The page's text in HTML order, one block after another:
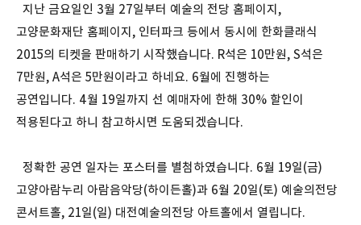
지난 금요일인 3월 27일부터 예술의 전당 홈페이지,
고양문화재단 홈페이지, 인터파크 등에서 동시에 한화클래식
2015의 티켓을 판매하기 시작했습니다. R석은 10만원, S석은
7만원, A석은 5만원이라고 하네요. 6월에 진행하는
공연입니다. 4월 19일까지 선 예매자에 한해 30% 할인이
적용된다고 하니 참고하시면 도움되겠습니다.
정확한 공연 일자는 포스터를 별첨하였습니다. 6월 19일(금)
고양아람누리 아람음악당(하이든홀)과 6월 20일(토) 예술의전당
콘서트홀, 21일(일) 대전예술의전당 아트홀에서 열립니다.